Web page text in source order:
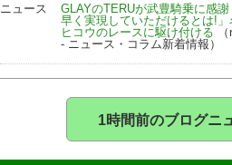
ニュース
GLAYのTERUが武豊騎乗に感謝
早く実現していただけるとは!
ヒコウのレースに駆け付ける
- ニュース・コラム新着情報）
1時間前のブログニ